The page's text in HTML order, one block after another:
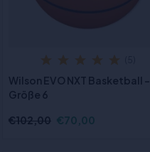
Wilson EVO NXT Basketball -
Größe 6
€102,00 €70,00